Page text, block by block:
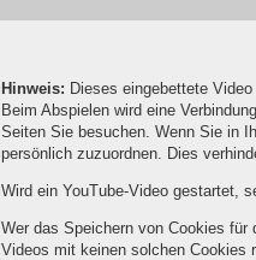
Hinweis: Dieses eingebettete
Beim Abspielen wird eine
Seiten Sie besuchen. Wenn Sie in
persönlich zuzuordnen. Dies
Wird ein YouTube-Video gestartet,
Wer das Speichern von Cookies für
Videos mit keinen solchen Cookies